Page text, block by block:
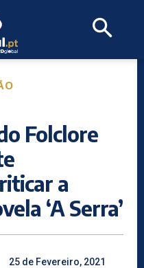
Folclore
a
‘A Serra’
25 de Fevereiro, 2021